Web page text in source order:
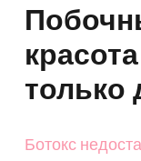
только
Ботокс